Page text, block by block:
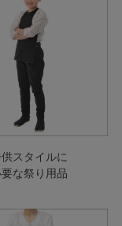
スタイルに
要な祭り用品